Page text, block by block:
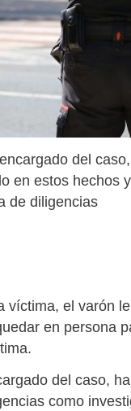
del
en estos hechos
de diligencias
víctima, el varón
en persona
del caso,
como